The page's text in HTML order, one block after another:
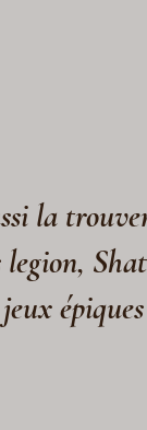
la
legion,
jeux